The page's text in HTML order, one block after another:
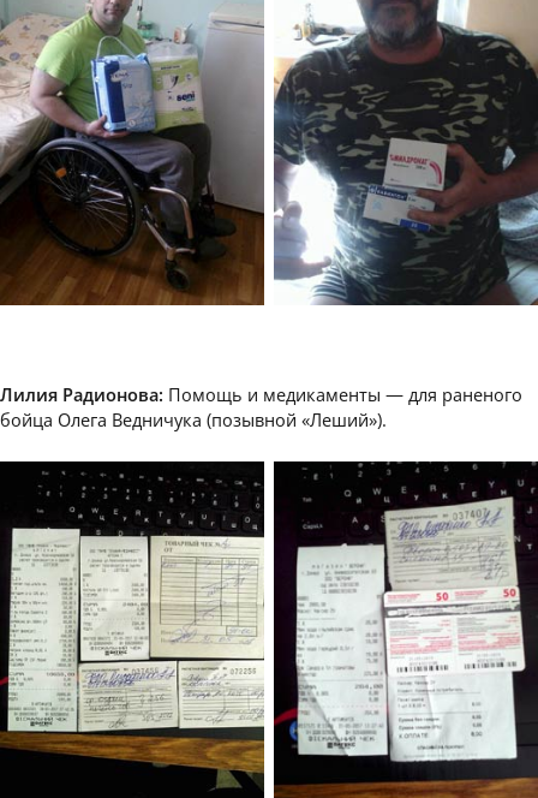
Лилия Радионова: Помощь и медикаменты — для раненого
бойца Олега Ведничука (позывной «Леший»).